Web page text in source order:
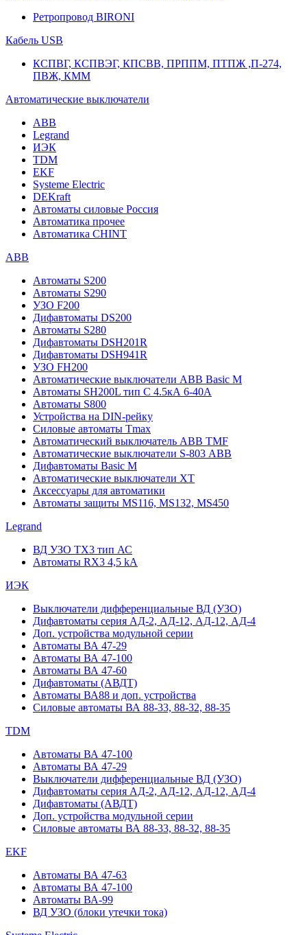
Ретропровод BIRONI
Кабель USB
КСПВГ, КСПВЭГ, КПСВВ, ПРППМ, ПТПЖ ,П-274,
ПВЖ, КММ
Автоматические выключатели
ABB
Legrand
ИЭК
TDM
EKF
Systeme Electric
DEKraft
Автоматы силовые Россия
Автоматика прочее
Автоматика CHINT
ABB
Автоматы S200
Автоматы S290
УЗО F200
Дифавтоматы DS200
Автоматы S280
Дифавтоматы DSH201R
Дифавтоматы DSH941R
УЗО FH200
Автоматические выключатели ABB Basic M
Автоматы SH200L тип С 4.5кА 6-40А
Автоматы S800
Устройства на DIN-рейку
Силовые автоматы Tmax
Автоматический выключатель ABB TMF
Автоматические выключатели S-803 АВВ
Дифавтоматы Basic M
Автоматические выключатели XT
Аксессуары для автоматики
Автоматы защиты MS116, MS132, MS450
Legrand
ВД УЗО TX3 тип АС
Автоматы RX3 4,5 kA
ИЭК
Выключатели дифференциальные ВД (УЗО)
Дифавтоматы серия АД-2, АД-12, АД-12, АД-4
Доп. устройства модульной серии
Автоматы ВА 47-29
Автоматы ВА 47-100
Автоматы ВА 47-60
Дифавтоматы (АВДТ)
Автоматы ВА88 и доп. устройства
Силовые автоматы ВА 88-33, 88-32, 88-35
TDM
Автоматы ВА 47-100
Автоматы ВА 47-29
Выключатели дифференциальные ВД (УЗО)
Дифавтоматы серия АД-2, АД-12, АД-12, АД-4
Дифавтоматы (АВДТ)
Доп. устройства модульной серии
Силовые автоматы ВА 88-33, 88-32, 88-35
EKF
Автоматы ВА 47-63
Автоматы ВА 47-100
Автоматы ВА-99
ВД УЗО (блоки утечки тока)